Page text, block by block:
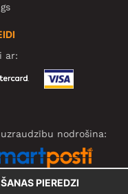
ar:
nodrošina:
PIEREDZI